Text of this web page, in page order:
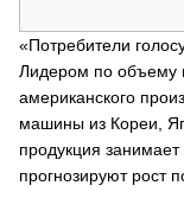
«Потребители
Лидером по объему
американского
машины из Кореи,
продукция
прогнозируют рост